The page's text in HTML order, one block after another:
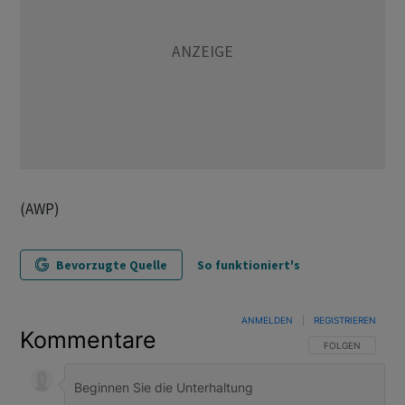
(AWP)
Bevorzugte Quelle So funktioniert's
Kommentare FOLGE DIESER
FOLGEN
ANMELDEN REGISTRIEREN